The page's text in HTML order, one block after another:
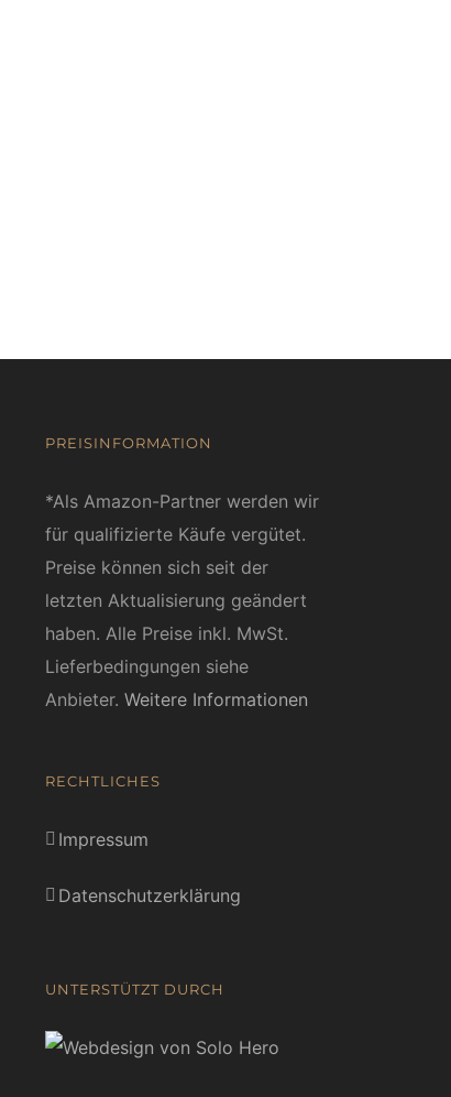
PREISINFORMATION
*Als Amazon-Partner werden wir
für qualifizierte Käufe vergütet.
Preise können sich seit der
letzten Aktualisierung geändert
haben. Alle Preise inkl. MwSt.
Lieferbedingungen siehe
Anbieter. Weitere Informationen
RECHTLICHES
Impressum
Datenschutzerklärung
UNTERSTÜTZT DURCH